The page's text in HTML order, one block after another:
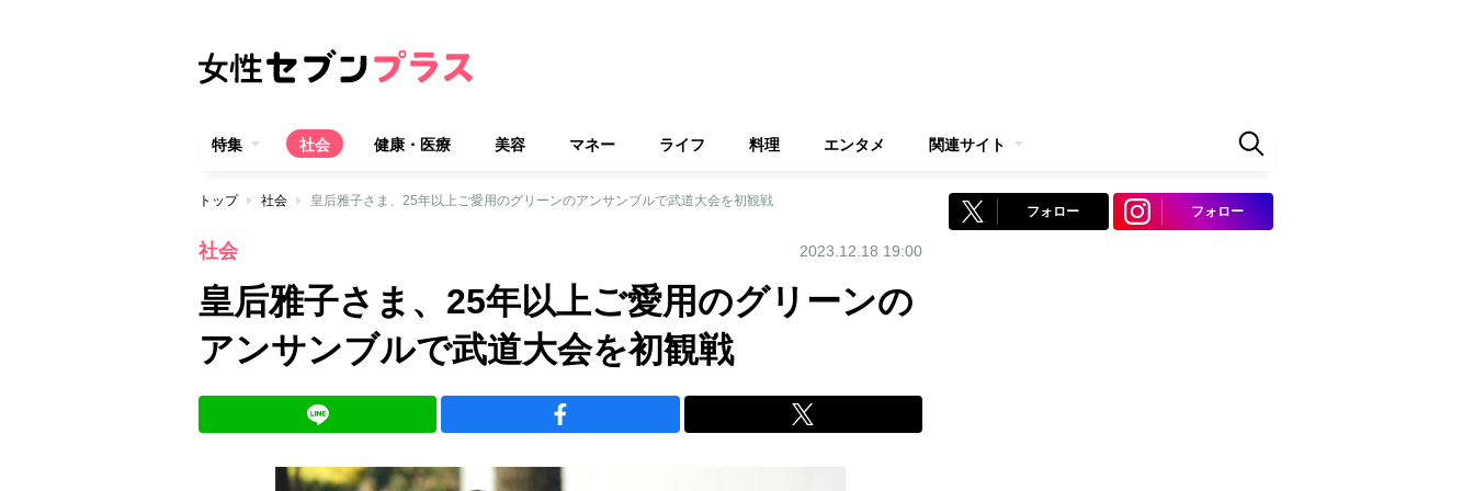
特集 社会 健康・医療 美容 マネー ライフ 料理 エンタメ 関連サイト
トップ 社会 皇后雅子さま、25年以上ご愛用のグリーンのアンサンブルで武道大会を初観戦
社会 2023.12.18 19:00
皇后雅子さま、25年以上ご愛用のグリーンの
アンサンブルで武道大会を初観戦
フォロー フォロー